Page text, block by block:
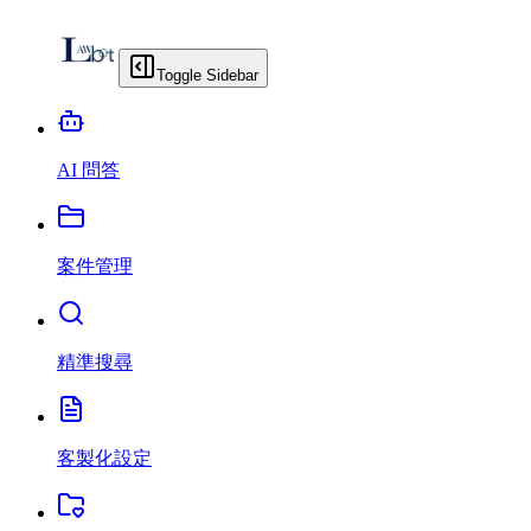
Toggle Sidebar
AI 問答
案件管理
精準搜尋
客製化設定